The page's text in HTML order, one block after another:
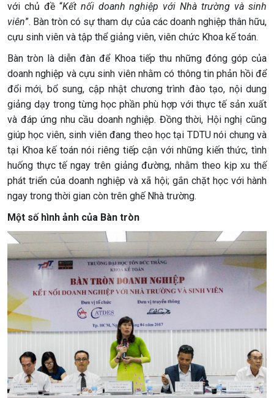
với chủ đề “Kết nối doanh nghiệp với Nhà trường và sinh
viên”. Bàn tròn có sự tham dự của các doanh nghiệp thân hữu,
cựu sinh viên và tập thể giảng viên, viên chức Khoa kế toán.
Bàn tròn là diễn đàn để Khoa tiếp thu những đóng góp của
doanh nghiệp và cựu sinh viên nhằm có thông tin phản hồi để
đổi mới, bổ sung, cập nhật chương trình đào tạo, nội dung
giảng dạy trong từng học phần phù hợp với thực tế sản xuất
và đáp ứng nhu cầu doanh nghiệp. Đồng thời, Hội nghị cũng
giúp học viên, sinh viên đang theo học tại TDTU nói chung và
tại Khoa kế toán nói riêng tiếp cận với những kiến thức, tình
huống thực tế ngay trên giảng đường, nhằm theo kịp xu thế
phát triển của doanh nghiệp và xã hội; gắn chặt học với hành
ngay trong thời gian còn trên ghế Nhà trường.
Một số hình ảnh của Bàn tròn